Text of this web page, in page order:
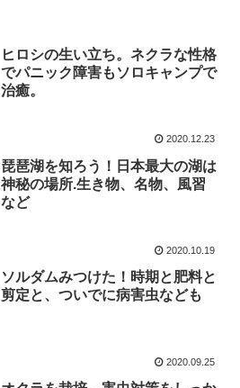
ヒロシの生い立ち。ネクラな性格
でパニック障害もソロキャンプで
治癒。
2020.12.23
琵琶湖を知ろう！日本最大の湖は
神秘の場所.生き物、名物、風習
など
2020.10.19
ソルダムみつけた！時期と肥料と
剪定と、ついでに病害虫なども
2020.09.25